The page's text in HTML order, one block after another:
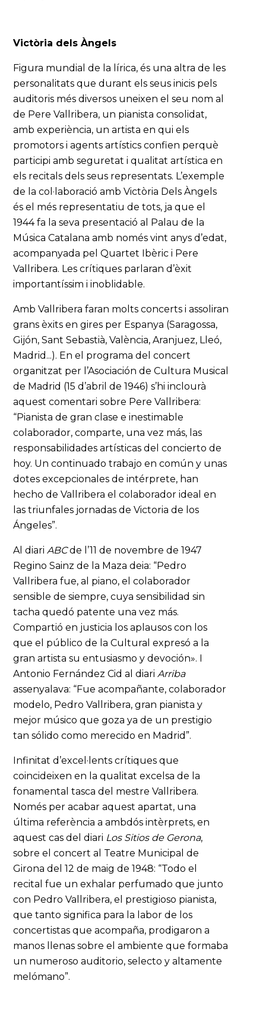
Victòria dels Àngels
Figura mundial de la lírica, és una altra de les
personalitats que durant els seus inicis pels
auditoris més diversos uneixen el seu nom al
de Pere Vallribera, un pianista consolidat,
amb experiència, un artista en qui els
promotors i agents artístics confien perquè
participi amb seguretat i qualitat artística en
els recitals dels seus representats. L’exemple
de la col·laboració amb Victòria Dels Àngels
és el més representatiu de tots, ja que el
1944 fa la seva presentació al Palau de la
Música Catalana amb només vint anys d’edat,
acompanyada pel Quartet Ibèric i Pere
Vallribera. Les crítiques parlaran d’èxit
importantíssim i inoblidable.
Amb Vallribera faran molts concerts i assoliran
grans èxits en gires per Espanya (Saragossa,
Gijón, Sant Sebastià, València, Aranjuez, Lleó,
Madrid...). En el programa del concert
organitzat per l’Asociación de Cultura Musical
de Madrid (15 d’abril de 1946) s’hi inclourà
aquest comentari sobre Pere Vallribera:
“Pianista de gran clase e inestimable
colaborador, comparte, una vez más, las
responsabilidades artísticas del concierto de
hoy. Un continuado trabajo en común y unas
dotes excepcionales de intérprete, han
hecho de Vallribera el colaborador ideal en
las triunfales jornadas de Victoria de los
Ángeles”.
Al diariABCde l’11 de novembre de 1947
Regino Sainz de la Maza deia: “Pedro
Vallribera fue, al piano, el colaborador
sensible de siempre, cuya sensibilidad sin
tacha quedó patente una vez más.
Compartió en justicia los aplausos con los
que el público de la Cultural expresó a la
gran artista su entusiasmo y devoción». I
Antonio Fernández Cid al diariArriba
assenyalava: “Fue acompañante, colaborador
modelo, Pedro Vallribera, gran pianista y
mejor músico que goza ya de un prestigio
tan sólido como merecido en Madrid”.
Infinitat d’excel·lents crítiques que
coincideixen en la qualitat excelsa de la
fonamental tasca del mestre Vallribera.
Només per acabar aquest apartat, una
última referència a ambdós intèrprets, en
aquest cas del diari Los Sitios de Gerona,
sobre el concert al Teatre Municipal de
Girona del 12 de maig de 1948: “Todo el
recital fue un exhalar perfumado que junto
con Pedro Vallribera, el prestigioso pianista,
que tanto significa para la labor de los
concertistas que acompaña, prodigaron a
manos llenas sobre el ambiente que formaba
un numeroso auditorio, selecto y altamente
melómano”.